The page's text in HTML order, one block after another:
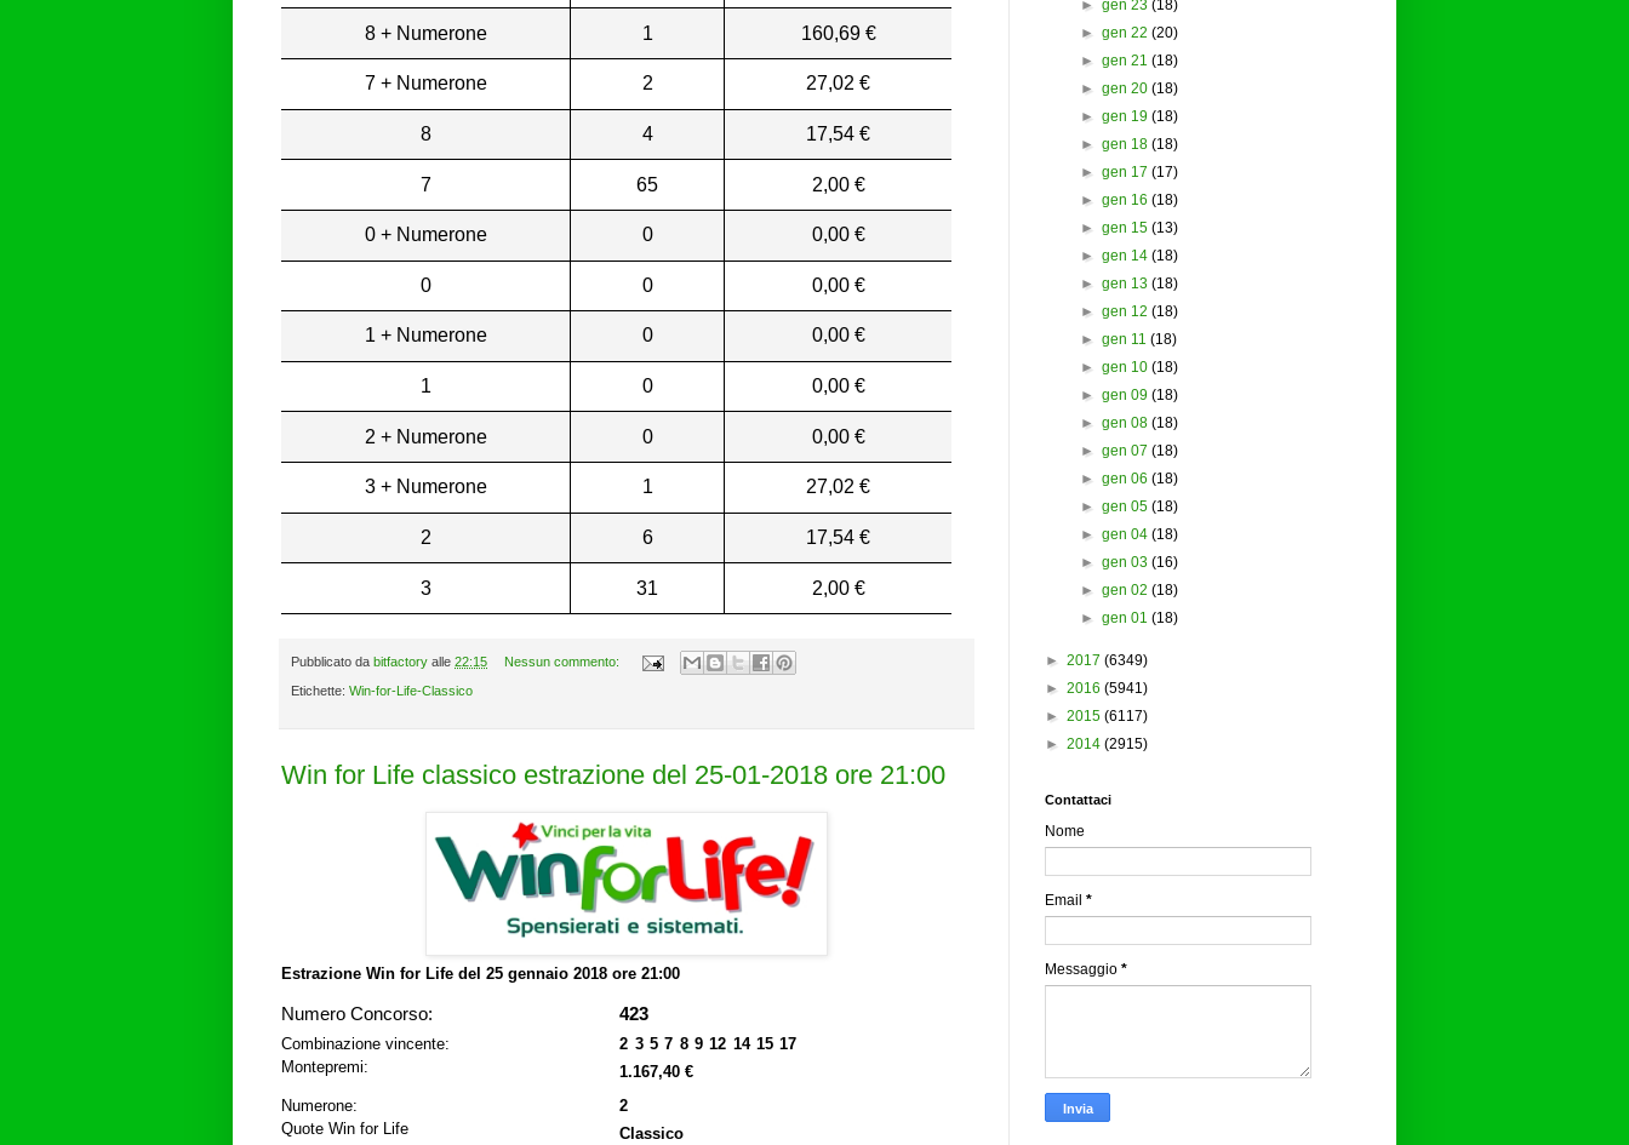
8 + Numerone 1 160,69 €
7 + Numerone 2 27,02 €
8 4 17,54 €
7 65 2,00 €
0 + Numerone 0 0,00 €
0 0 0,00 €
1 + Numerone 0 0,00 €
1 0 0,00 €
2 + Numerone 0 0,00 €
3 + Numerone 1 27,02 €
2 6 17,54 €
3 31 2,00 €
Pubblicato da bitfactory alle 22:15 Nessun commento:
Etichette: Win-for-Life-Classico
Win for Life classico estrazione del 25-01-2018 ore 21:00
Estrazione Win for Life del 25 gennaio 2018 ore 21:00
Numero Concorso: 423
Combinazione vincente:
2 3 5 7 8 9 12 14 15 17
Montepremi:
1.167,40 €
Numerone:
2
Quote Win for Life
Classico
► gen 23 (18)
► gen 22 (20)
► gen 21 (18)
► gen 20 (18)
► gen 19 (18)
► gen 18 (18)
► gen 17 (17)
► gen 16 (18)
► gen 15 (13)
► gen 14 (18)
► gen 13 (18)
► gen 12 (18)
► gen 11 (18)
► gen 10 (18)
► gen 09 (18)
► gen 08 (18)
► gen 07 (18)
► gen 06 (18)
► gen 05 (18)
► gen 04 (18)
► gen 03 (16)
► gen 02 (18)
► gen 01 (18)
► 2017 (6349)
► 2016 (5941)
► 2015 (6117)
► 2014 (2915)
Contattaci
Nome
Email *
Messaggio *